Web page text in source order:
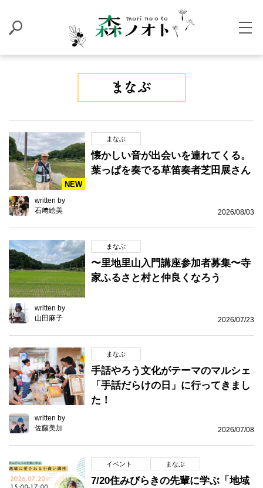
NEW
まなぶ
懐かしい音が出会いを連れてくる。
葉っぱを奏でる草笛奏者芝田展さん
written by
石﨑絵美
2026/08/03
まなぶ
〜里地里山入門講座参加者募集〜寺
家ふるさと村と仲良くなろう
written by
山田麻子
2026/07/23
まなぶ
手話やろう文化がテーマのマルシェ
「手話だらけの日」に行ってきまし
た！
written by
佐藤美加
2026/07/08
イベント まなぶ
7/20住みびらきの先輩に学ぶ「地域